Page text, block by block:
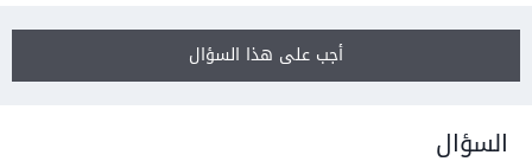
أجب على هذا السؤال
السؤال